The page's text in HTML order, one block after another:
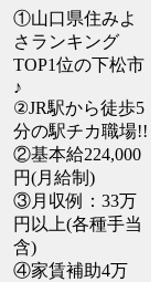
①山口県住みよ
さランキング
TOP1位の下松市
♪
②JR駅から徒歩5
分の駅チカ職場!!
②基本給224,000
円(月給制)
③月収例：33万
円以上(各種手当
含)
④家賃補助4万